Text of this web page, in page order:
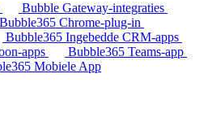
Bubble Gateway-integraties
Bubble365 Chrome-plug-in
Bubble365 Ingebedde CRM-apps
apps
Bubble365 Teams-app
Mobiele App